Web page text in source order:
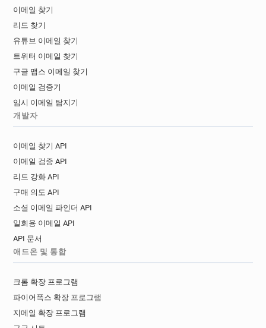
이메일 찾기
리드 찾기
유튜브 이메일 찾기
트위터 이메일 찾기
구글 맵스 이메일 찾기
이메일 검증기
임시 이메일 탐지기
개발자
이메일 찾기 API
이메일 검증 API
리드 강화 API
구매 의도 API
소셜 이메일 파인더 API
일회용 이메일 API
API 문서
애드온 및 통합
크롬 확장 프로그램
파이어폭스 확장 프로그램
지메일 확장 프로그램